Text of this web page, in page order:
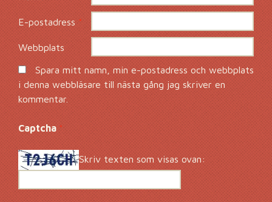
E-postadress*
Webbplats
Spara mitt namn, min e-postadress och webbplats
i denna webbläsare till nästa gång jag skriver en
kommentar.
Captcha *
Skriv texten som visas ovan: